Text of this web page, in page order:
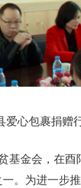
爱心包裹捐赠
基金会，在
。为进一步